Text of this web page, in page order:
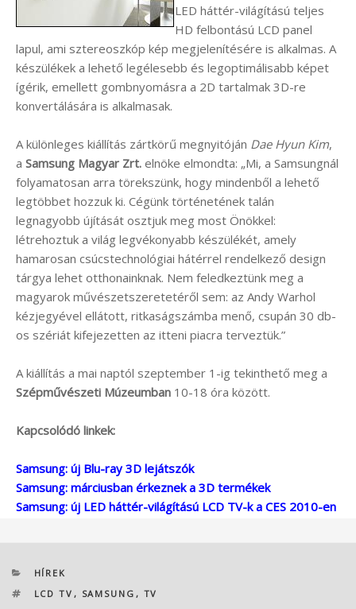
LED háttér-világítású teljes
HD felbontású LCD panel
lapul, ami sztereoszkóp kép megjelenítésére is alkalmas. A
készülékek a lehető legélesebb és legoptimálisabb képet
ígérik, emellett gombnyomásra a 2D tartalmak 3D-re
konvertálására is alkalmasak.
A különleges kiállítás zártkörű megnyitóján Dae Hyun Kim,
a Samsung Magyar Zrt. elnöke elmondta: „Mi, a Samsungnál
folyamatosan arra törekszünk, hogy mindenből a lehető
legtöbbet hozzuk ki. Cégünk történetének talán
legnagyobb újítását osztjuk meg most Önökkel:
létrehoztuk a világ legvékonyabb készülékét, amely
hamarosan csúcstechnológiai hátérrel rendelkező design
tárgya lehet otthonainknak. Nem feledkeztünk meg a
magyarok művészetszeretetéről sem: az Andy Warhol
kézjegyével ellátott, ritkaságszámba menő, csupán 30 db-
os szériát kifejezetten az itteni piacra terveztük.”
A kiállítás a mai naptól szeptember 1-ig tekinthető meg a
Szépművészeti Múzeumban 10-18 óra között.
Kapcsolódó linkek:
Samsung: új Blu-ray 3D lejátszók
Samsung: márciusban érkeznek a 3D termékek
Samsung: új LED háttér-világítású LCD TV-k a CES 2010-en
KATEGÓRIÁK
HÍREK
CÍMKÉK
LCD TV , SAMSUNG , TV